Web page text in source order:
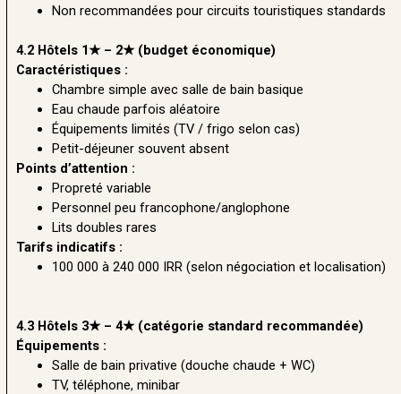
Non recommandées pour circuits touristiques standards
4.2 Hôtels 1★ – 2★ (budget économique)
Caractéristiques :
Chambre simple avec salle de bain basique
Eau chaude parfois aléatoire
Équipements limités (TV / frigo selon cas)
Petit-déjeuner souvent absent
Points d’attention :
Propreté variable
Personnel peu francophone/anglophone
Lits doubles rares
Tarifs indicatifs :
100 000 à 240 000 IRR (selon négociation et localisation)
4.3 Hôtels 3★ – 4★ (catégorie standard recommandée)
Équipements :
Salle de bain privative (douche chaude + WC)
TV, téléphone, minibar